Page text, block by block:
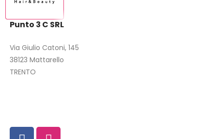
Punto 3 C SRL
Via Giulio Catoni, 145
38123 Mattarello
TRENTO